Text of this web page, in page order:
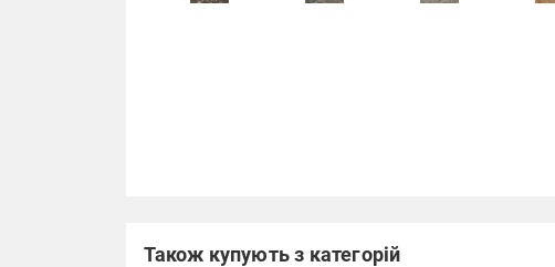
Також купують з категорій